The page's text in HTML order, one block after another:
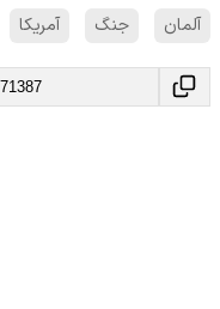
آلمان جنگ آمریکا